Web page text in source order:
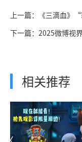
上一篇：《三滴血》
下一篇：2025微博视
相关推荐